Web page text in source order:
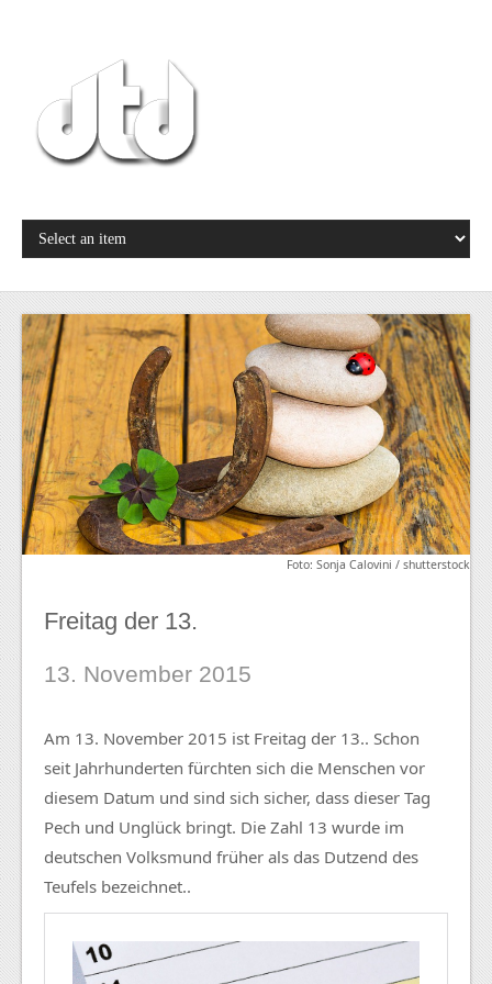
Foto: Sonja Calovini / shutterstock
Freitag der 13.
13. November 2015
Am 13. November 2015 ist Freitag der 13.. Schon
seit Jahrhunderten fürchten sich die Menschen vor
diesem Datum und sind sich sicher, dass dieser Tag
Pech und Unglück bringt. Die Zahl 13 wurde im
deutschen Volksmund früher als das Dutzend des
Teufels bezeichnet..